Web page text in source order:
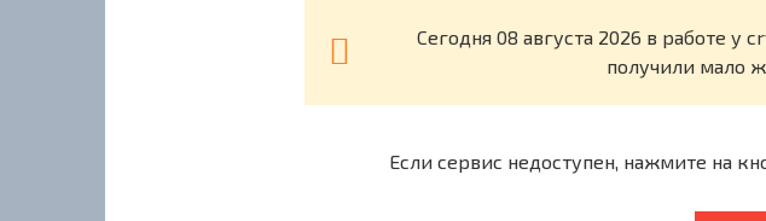
Cегодня 08 августа 2026 в работе
получили мало
Если сервис недоступен, нажмите на